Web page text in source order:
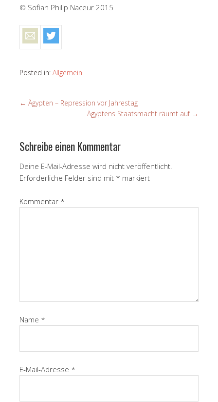
© Sofian Philip Naceur 2015
Posted in: Allgemein
← Ägypten – Repression vor Jahrestag
Ägyptens Staatsmacht räumt auf →
Schreibe einen Kommentar
Deine E-Mail-Adresse wird nicht veröffentlicht.
Erforderliche Felder sind mit * markiert
Kommentar *
Name *
E-Mail-Adresse *